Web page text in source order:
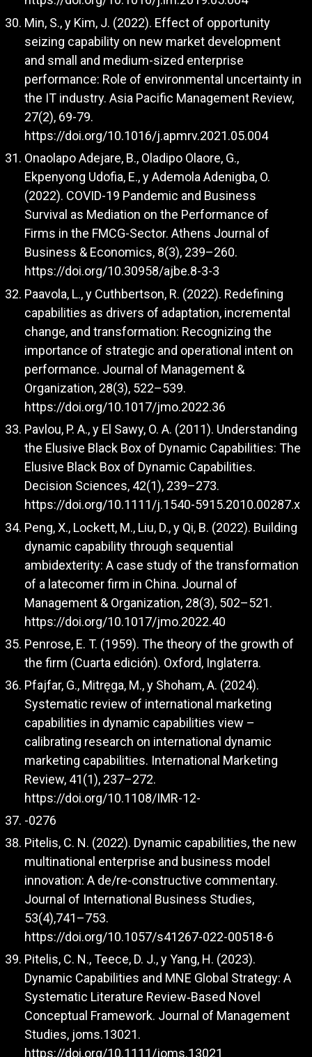
Min, S., y Kim, J. (2022). Effect of opportunity
seizing capability on new market development
and small and medium-sized enterprise
performance: Role of environmental uncertainty in
the IT industry. Asia Pacific Management Review,
27(2), 69-79.
https://doi.org/10.1016/j.apmrv.2021.05.004
Onaolapo Adejare, B., Oladipo Olaore, G.,
Ekpenyong Udofia, E., y Ademola Adenigba, O.
(2022). COVID-19 Pandemic and Business
Survival as Mediation on the Performance of
Firms in the FMCG-Sector. Athens Journal of
Business & Economics, 8(3), 239–260.
https://doi.org/10.30958/ajbe.8-3-3
Paavola, L., y Cuthbertson, R. (2022). Redefining
capabilities as drivers of adaptation, incremental
change, and transformation: Recognizing the
importance of strategic and operational intent on
performance. Journal of Management &
Organization, 28(3), 522–539.
https://doi.org/10.1017/jmo.2022.36
Pavlou, P. A., y El Sawy, O. A. (2011). Understanding
the Elusive Black Box of Dynamic Capabilities: The
Elusive Black Box of Dynamic Capabilities.
Decision Sciences, 42(1), 239–273.
https://doi.org/10.1111/j.1540-5915.2010.00287.x
Peng, X., Lockett, M., Liu, D., y Qi, B. (2022). Building
dynamic capability through sequential
ambidexterity: A case study of the transformation
of a latecomer firm in China. Journal of
Management & Organization, 28(3), 502–521.
https://doi.org/10.1017/jmo.2022.40
Penrose, E. T. (1959). The theory of the growth of
the firm (Cuarta edición). Oxford, Inglaterra.
Pfajfar, G., Mitręga, M., y Shoham, A. (2024).
Systematic review of international marketing
capabilities in dynamic capabilities view –
calibrating research on international dynamic
marketing capabilities. International Marketing
Review, 41(1), 237–272.
https://doi.org/10.1108/IMR-12-
-0276
Pitelis, C. N. (2022). Dynamic capabilities, the new
multinational enterprise and business model
innovation: A de/re-constructive commentary.
Journal of International Business Studies,
53(4),741–753.
https://doi.org/10.1057/s41267-022-00518-6
Pitelis, C. N., Teece, D. J., y Yang, H. (2023).
Dynamic Capabilities and MNE Global Strategy: A
Systematic Literature Review‐Based Novel
Conceptual Framework. Journal of Management
Studies, joms.13021.
https://doi.org/10.1111/joms.13021